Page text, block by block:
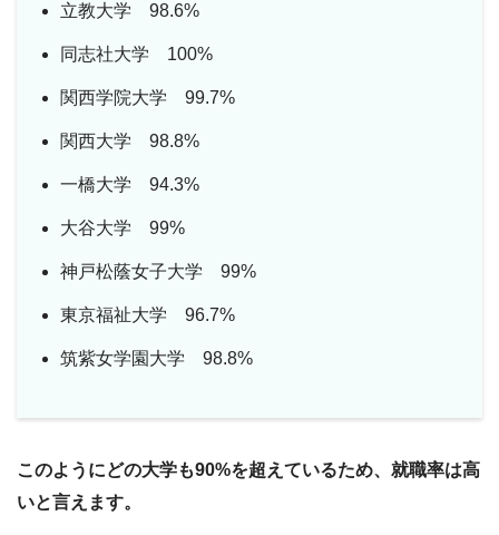
立教大学 98.6%
同志社大学 100%
関西学院大学 99.7%
関西大学 98.8%
一橋大学 94.3%
大谷大学 99%
神戸松蔭女子大学 99%
東京福祉大学 96.7%
筑紫女学園大学 98.8%
このようにどの大学も90%を超えているため、就職率は高
いと言えます。